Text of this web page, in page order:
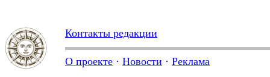
Контакты редакции
О проекте · Новости · Реклама